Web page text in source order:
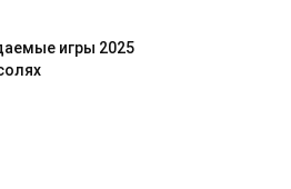
игры 2025